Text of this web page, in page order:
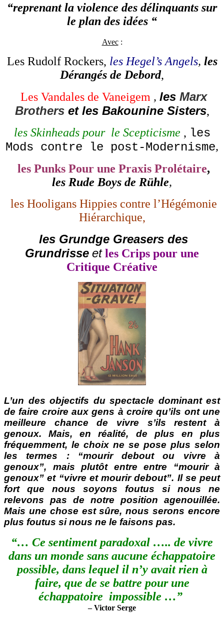
“reprenant la violence des délinquants sur
le plan des idées “
Avec:
Les Rudolf Rockers, les Hegel’s Angels, les
Dérangés de Debord,
Les Vandales de Vaneigem , les Marx
Brothers et les Bakounine Sisters,
les Skinheads pour le Scepticisme , les
Mods contre le post-Modernisme,
les Punks Pour une Praxis Prolétaire,
les Rude Boys de Rühle,
les Hooligans Hippies contre l’Hégémonie
Hiérarchique,
les Grundge Greasers des
Grundrisse et les Crips pour une
Critique Créative
L’un des objectifs du spectacle dominant est
de faire croire aux gens à croire qu’ils ont une
meilleure chance de vivre s’ils restent à
genoux. Mais, en réalité, de plus en plus
fréquemment, le choix ne se pose plus selon
les termes : “mourir debout ou vivre à
genoux”, mais plutôt entre entre “mourir à
genoux” et “vivre et mourir debout”. Il se peut
fort que nous soyons foutus si nous ne
relevons pas de notre position agenouillée.
Mais une chose est sûre, nous serons encore
plus foutus si nous ne le faisons pas.
“… Ce sentiment paradoxal ….. de vivre
dans un monde sans aucune échappatoire
possible, dans lequel il n’y avait rien à
faire, que de se battre pour une
échappatoire impossible …”
– Victor Serge